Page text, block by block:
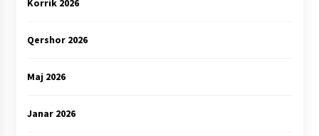
Korrik 2026
Qershor 2026
Maj 2026
Janar 2026